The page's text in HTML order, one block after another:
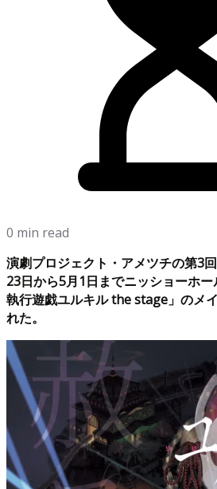
0 min read
演劇プロジェクト・アメツチの第3
23日から5月1日までニッショーホ
執行遊戯ユルキル the stage」のメ
れた。